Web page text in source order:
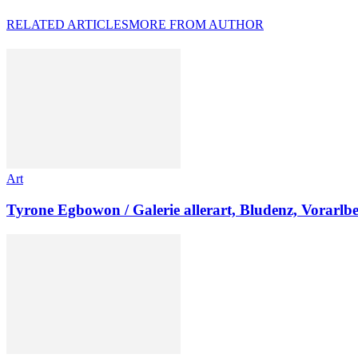
RELATED ARTICLESMORE FROM AUTHOR
Art
Tyrone Egbowon / Galerie allerart, Bludenz,